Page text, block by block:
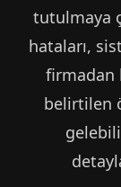
tutulmaya
hataları,
firmadan
belirtilen